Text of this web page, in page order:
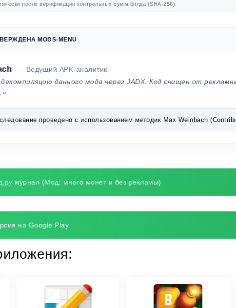
после верификации контрольных сумм билда (SHA-256).
MODS-MENU
— Ведущий APK-аналитик
данного мода через JADX. Код очищен от
проведено с использованием методик Max Weinbach
журнал (Мод: много монет и без рекламы)
на Google Play